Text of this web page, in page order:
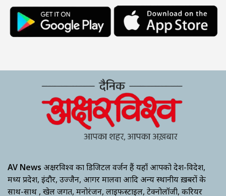
AV News अक्षरविश्व का डिजिटल वर्जन हैं यहाँ आपको देश-विदेश,
मध्य प्रदेश, इंदौर, उज्जैन, आगर मालवा आदि अन्य स्थानीय ख़बरों के
साथ-साथ , खेल जगत, मनोरंजन, लाइफस्टाइल, टेक्नोलॉजी, करियर